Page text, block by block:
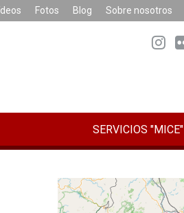
Fotos Blog Sobre nosotros
SERVICIOS "MICE"